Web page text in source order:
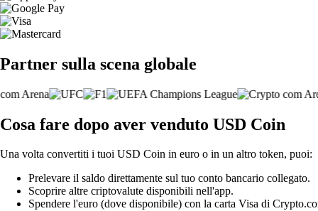
Partner sulla scena globale
Cosa fare dopo aver venduto USD Coin
Una volta convertiti i tuoi USD Coin in euro o in un altro token, puoi:
Prelevare il saldo direttamente sul tuo conto bancario collegato.
Scoprire altre criptovalute disponibili nell'app.
Spendere l'euro (dove disponibile) con la carta Visa di